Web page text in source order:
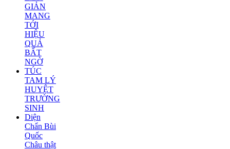
GIẢN
MANG
TỚI
HIỆU
QUẢ
BẤT
NGỜ
TÚC
TAM LÝ
HUYỆT
TRƯỜNG
SINH
Diện
Chẩn Bùi
Quốc
Châu thật